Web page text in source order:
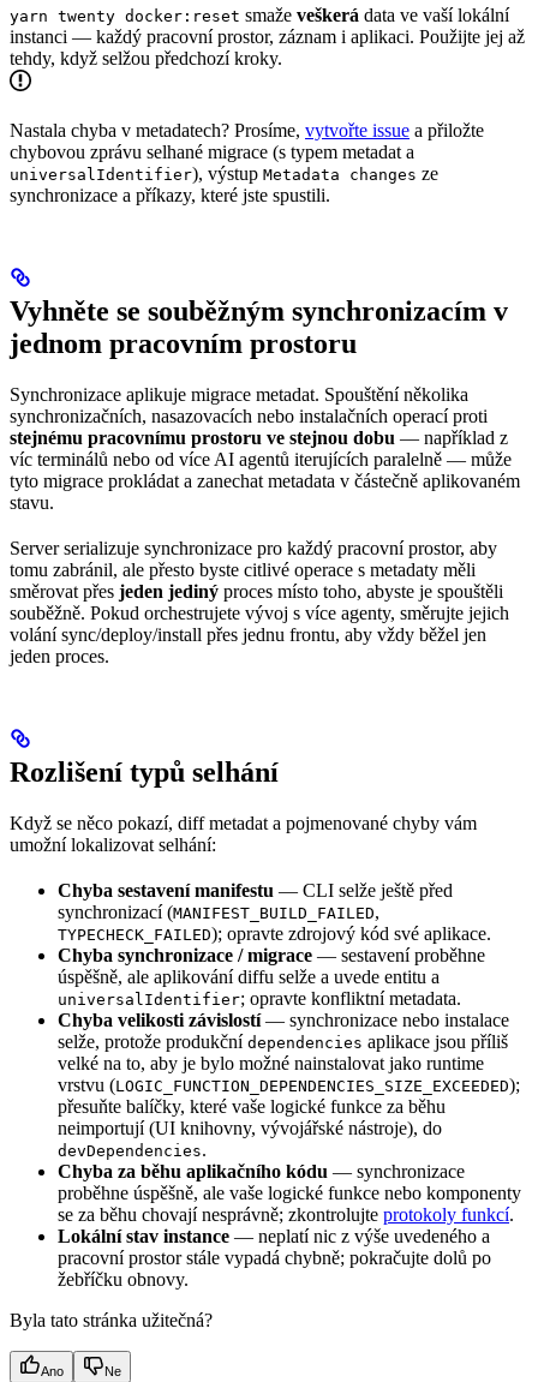
yarn twenty docker:reset smaže veškerá data ve vaší lokální
instanci — každý pracovní prostor, záznam i aplikaci. Použijte jej až
tehdy, když selžou předchozí kroky.
Nastala chyba v metadatech? Prosíme, vytvořte issue a přiložte
chybovou zprávu selhané migrace (s typem metadat a
universalIdentifier), výstup Metadata changes ze
synchronizace a příkazy, které jste spustili.
Vyhněte se souběžným synchronizacím v
jednom pracovním prostoru
Synchronizace aplikuje migrace metadat. Spouštění několika
synchronizačních, nasazovacích nebo instalačních operací proti
stejnému pracovnímu prostoru ve stejnou dobu — například z
víc terminálů nebo od více AI agentů iterujících paralelně — může
tyto migrace prokládat a zanechat metadata v částečně aplikovaném
stavu.
Server serializuje synchronizace pro každý pracovní prostor, aby
tomu zabránil, ale přesto byste citlivé operace s metadaty měli
směrovat přes jeden jediný proces místo toho, abyste je spouštěli
souběžně. Pokud orchestrujete vývoj s více agenty, směrujte jejich
volání sync/deploy/install přes jednu frontu, aby vždy běžel jen
jeden proces.
Rozlišení typů selhání
Když se něco pokazí, diff metadat a pojmenované chyby vám
umožní lokalizovat selhání:
Chyba sestavení manifestu — CLI selže ještě před
synchronizací (MANIFEST_BUILD_FAILED,
TYPECHECK_FAILED); opravte zdrojový kód své aplikace.
Chyba synchronizace / migrace — sestavení proběhne
úspěšně, ale aplikování diffu selže a uvede entitu a
universalIdentifier; opravte konfliktní metadata.
Chyba velikosti závislostí— synchronizace nebo instalace
selže, protože produkční dependencies aplikace jsou příliš
velké na to, aby je bylo možné nainstalovat jako runtime
vrstvu (LOGIC_FUNCTION_DEPENDENCIES_SIZE_EXCEEDED);
přesuňte balíčky, které vaše logické funkce za běhu
neimportují (UI knihovny, vývojářské nástroje), do
devDependencies.
Chyba za běhu aplikačního kódu — synchronizace
proběhne úspěšně, ale vaše logické funkce nebo komponenty
se za běhu chovají nesprávně; zkontrolujte protokoly funkcí.
Lokální stav instance — neplatí nic z výše uvedeného a
pracovní prostor stále vypadá chybně; pokračujte dolů po
žebříčku obnovy.
Byla tato stránka užitečná?
Ano Ne